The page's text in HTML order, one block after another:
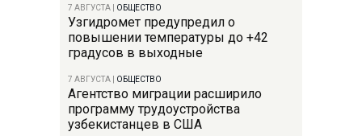
7 АВГУСТА ОБЩЕСТВО
Узгидромет предупредил о
повышении температуры до +42
градусов в выходные
7 АВГУСТА ОБЩЕСТВО
Агентство миграции расширило
программу трудоустройства
узбекистанцев в США